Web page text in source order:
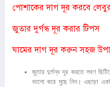
পোশাকের দাগ দূর করবে
জুতার দুর্গন্ধ দূর করার টিপস
ঘামের দাগ দূর করুন সহজ
জুতার দুর্গন্ধ দূর করতে লবণ
ভালো করে মুছে নিন। এছাড়া